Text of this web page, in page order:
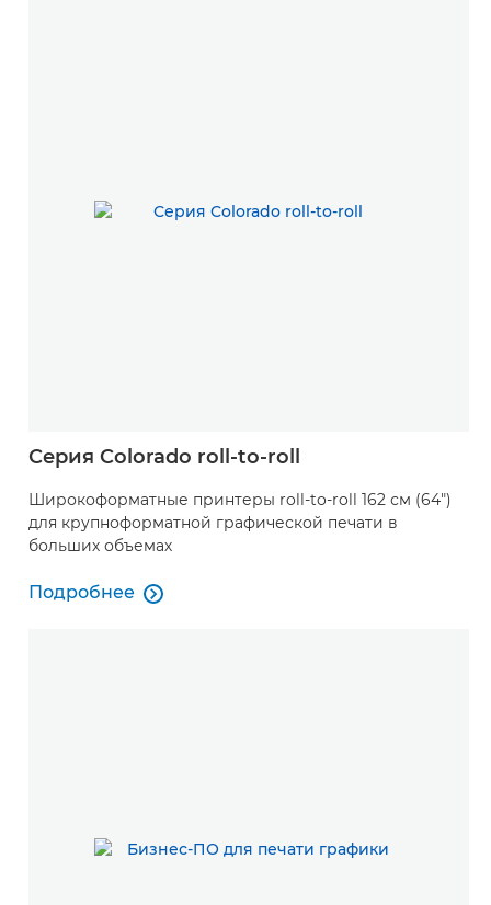
Серия Colorado roll-to-roll
Широкоформатные принтеры roll-to-roll 162 см (64")
для крупноформатной графической печати в
больших объемах
Подробнее
Подробнее
